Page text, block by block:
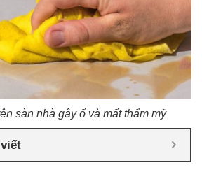
sàn nhà gây ố và mất thẩm mỹ